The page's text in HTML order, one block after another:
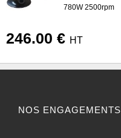
780W 2500rpm
246.00 € HT
NOS ENGAGEMENTS